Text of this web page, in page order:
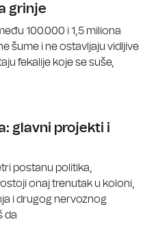
grinje
100.000 i 1,5 miliona
šume i ne ostavljaju vidljive
fekalije koje se suše,
glavni projekti i
postanu politika,
onaj trenutak u koloni,
i drugog nervoznog
da